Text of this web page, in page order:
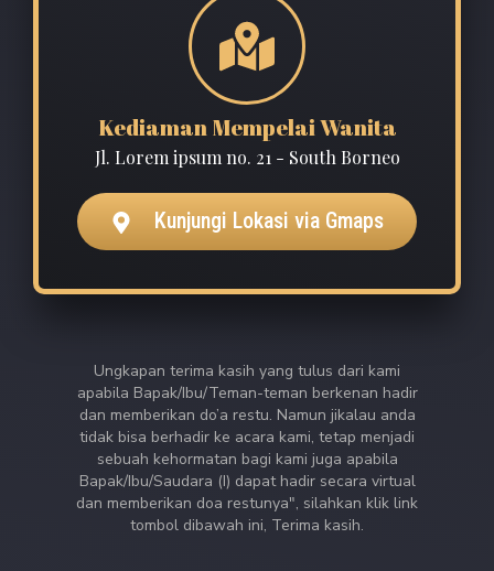
Kediaman Mempelai Wanita
Jl. Lorem ipsum no. 21 - South Borneo
Kunjungi Lokasi via Gmaps
Ungkapan terima kasih yang tulus dari kami
apabila Bapak/Ibu/Teman-teman berkenan hadir
dan memberikan do’a restu. Namun jikalau anda
tidak bisa berhadir ke acara kami, tetap menjadi
sebuah kehormatan bagi kami juga apabila
Bapak/Ibu/Saudara (I) dapat hadir secara virtual
dan memberikan doa restunya", silahkan klik link
tombol dibawah ini, Terima kasih.